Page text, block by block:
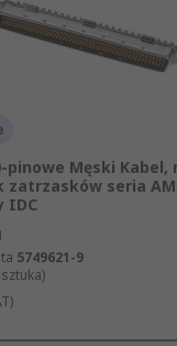
pinowe Męski
zatrzasków seria
IDC
5749621-9